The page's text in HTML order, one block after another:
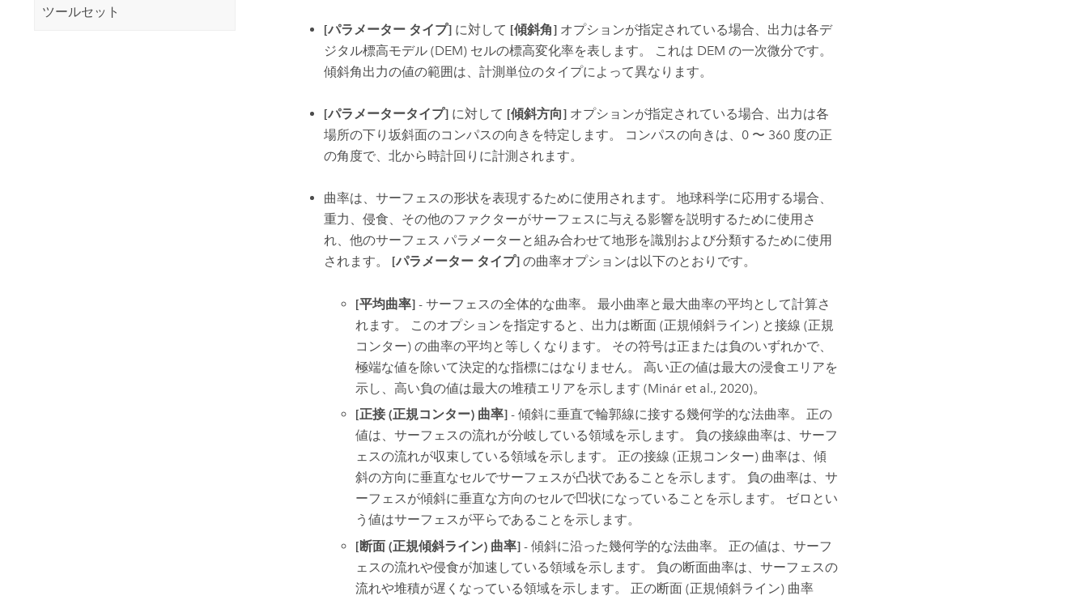
ツールセット
[パラメーター タイプ]に対して [傾斜角]オプションが指定されている場合、出力は各デ
ジタル標高モデル (DEM) セルの標高変化率を表します。 これは DEM の一次微分です。
傾斜角出力の値の範囲は、計測単位のタイプによって異なります。
[パラメータータイプ]に対して [傾斜方向]オプションが指定されている場合、出力は各
場所の下り坂斜面のコンパスの向きを特定します。 コンパスの向きは、0 〜 360 度の正
の角度で、北から時計回りに計測されます。
曲率は、サーフェスの形状を表現するために使用されます。 地球科学に応用する場合、
重力、侵食、その他のファクターがサーフェスに与える影響を説明するために使用さ
れ、他のサーフェス パラメーターと組み合わせて地形を識別および分類するために使用
されます。 [パラメーター タイプ]の曲率オプションは以下のとおりです。
[平均曲率]- サーフェスの全体的な曲率。 最小曲率と最大曲率の平均として計算さ
れます。 このオプションを指定すると、出力は断面 (正規傾斜ライン) と接線 (正規
コンター) の曲率の平均と等しくなります。 その符号は正または負のいずれかで、
極端な値を除いて決定的な指標にはなりません。 高い正の値は最大の浸食エリアを
示し、高い負の値は最大の堆積エリアを示します (Minár et al., 2020)。
[正接 (正規コンター) 曲率]- 傾斜に垂直で輪郭線に接する幾何学的な法曲率。 正の
値は、サーフェスの流れが分岐している領域を示します。 負の接線曲率は、サーフ
ェスの流れが収束している領域を示します。 正の接線 (正規コンター) 曲率は、傾
斜の方向に垂直なセルでサーフェスが凸状であることを示します。 負の曲率は、サ
ーフェスが傾斜に垂直な方向のセルで凹状になっていることを示します。 ゼロとい
う値はサーフェスが平らであることを示します。
[断面 (正規傾斜ライン) 曲率]- 傾斜に沿った幾何学的な法曲率。 正の値は、サーフ
ェスの流れや侵食が加速している領域を示します。 負の断面曲率は、サーフェスの
流れや堆積が遅くなっている領域を示します。 正の断面 (正規傾斜ライン) 曲率